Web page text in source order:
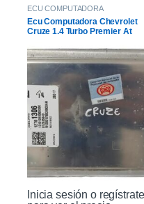
ECU COMPUTADORA
Ecu Computadora Chevrolet
Cruze 1.4 Turbo Premier At
Inicia sesión o regístrate